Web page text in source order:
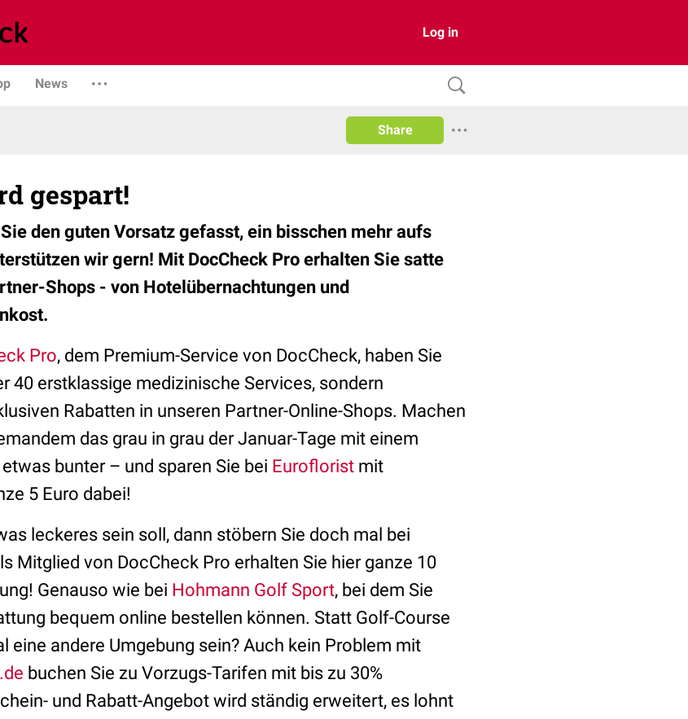
Log in
News
Share
gespart!
den guten Vorsatz gefasst, ein bisschen mehr aufs
wir gern! Mit DocCheck Pro erhalten Sie satte
Shops - von Hotelübernachtungen und
Pro, dem Premium-Service von DocCheck, haben Sie
40 erstklassige medizinische Services, sondern
Rabatten in unseren Partner-Online-Shops. Machen
das grau in grau der Januar-Tage mit einem
bunter – und sparen Sie bei Euroflorist mit
5 Euro dabei!
leckeres sein soll, dann stöbern Sie doch mal bei
Mitglied von DocCheck Pro erhalten Sie hier ganze 10
Genauso wie bei Hohmann Golf Sport, bei dem Sie
bequem online bestellen können. Statt Golf-Course
eine andere Umgebung sein? Auch kein Problem mit
buchen Sie zu Vorzugs-Tarifen mit bis zu 30%
und Rabatt-Angebot wird ständig erweitert, es lohnt